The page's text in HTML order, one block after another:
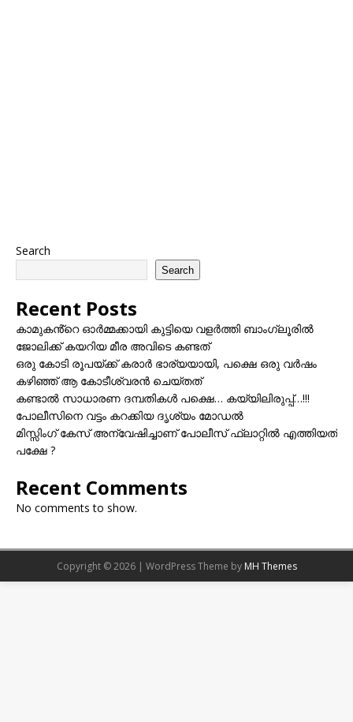
Search
Search
Recent Posts
കാമുകൻ്റെ ഓർമ്മക്കായി കുട്ടിയെ വളർത്തി ബാംഗ്ലൂരിൽ
ജോലിക്ക് കയറിയ മീര അവിടെ കണ്ടത്
ഒരു കോടി രൂപയ്ക്ക് കരാർ ഭാര്യയായി, പക്ഷെ ഒരു വർഷം
കഴിഞ്ഞ് ആ കോടീശ്വരൻ ചെയ്തത്
കണ്ടാൽ സാധാരണ ദമ്പതികൾ പക്ഷെ… കയ്യിലിരുപ്പ്…!!!
പോലീസിനെ വട്ടം കറക്കിയ ദൃശ്യം മോഡല്‍
മിസ്സിംഗ് കേസ് അന്വേഷിച്ചാണ് പോലീസ് ഫ്ലാറ്റിൽ എത്തിയത്
പക്ഷേ ?
Recent Comments
No comments to show.
Copyright © 2026 | WordPress Theme by MH Themes